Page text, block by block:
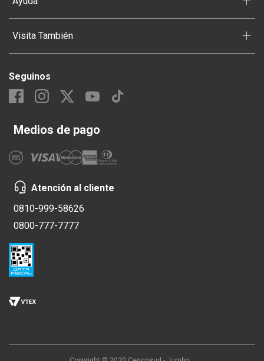
Visita También +
Seguinos
Medios de pago
Atención al cliente
0810-999-58626
0800-777-7777